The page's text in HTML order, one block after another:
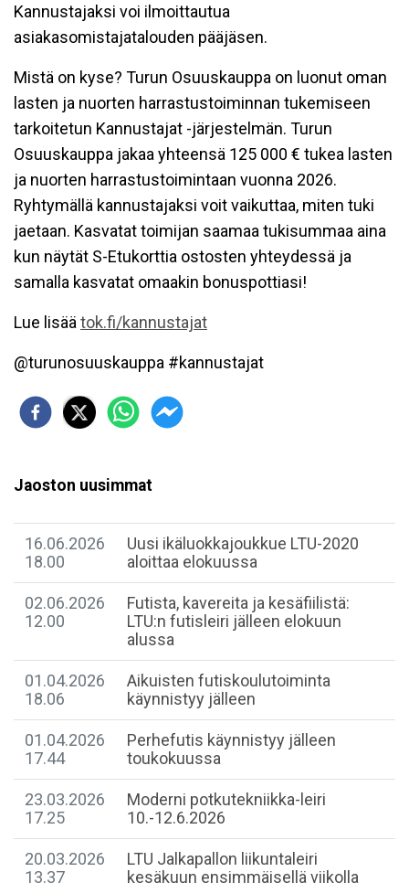
Kannustajaksi voi ilmoittautua
asiakasomistajatalouden pääjäsen.
Mistä on kyse? Turun Osuuskauppa on luonut oman
lasten ja nuorten harrastustoiminnan tukemiseen
tarkoitetun Kannustajat -järjestelmän. Turun
Osuuskauppa jakaa yhteensä 125 000 € tukea lasten
ja nuorten harrastustoimintaan vuonna 2026.
Ryhtymällä kannustajaksi voit vaikuttaa, miten tuki
jaetaan. Kasvatat toimijan saamaa tukisummaa aina
kun näytät S-Etukorttia ostosten yhteydessä ja
samalla kasvatat omaakin bonuspottiasi!
Lue lisää tok.fi/kannustajat
@turunosuuskauppa #kannustajat
Jaoston uusimmat
16.06.2026
18.00
Uusi ikäluokkajoukkue LTU-2020
aloittaa elokuussa
02.06.2026
12.00
Futista, kavereita ja kesäfiilistä:
LTU:n futisleiri jälleen elokuun
alussa
01.04.2026
18.06
Aikuisten futiskoulutoiminta
käynnistyy jälleen
01.04.2026
17.44
Perhefutis käynnistyy jälleen
toukokuussa
23.03.2026
17.25
Moderni potkutekniikka-leiri
10.-12.6.2026
20.03.2026
13.37
LTU Jalkapallon liikuntaleiri
kesäkuun ensimmäisellä viikolla